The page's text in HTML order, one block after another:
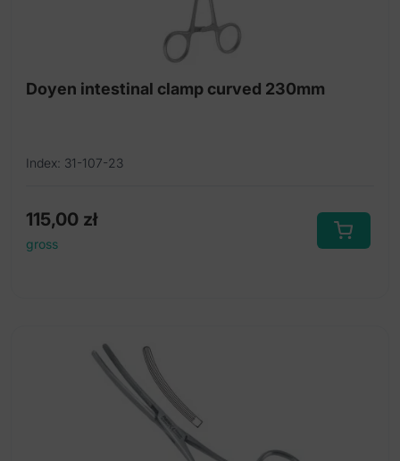
Doyen intestinal clamp curved 230mm
Index: 31-107-23
115,00 zł
gross